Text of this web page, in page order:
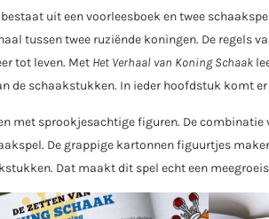
bestaat uit een voorleesboek en twee
tussen twee ruziënde koningen. De regels
tot leven. Met Het Verhaal van Koning Schaak
de schaakstukken. In ieder hoofdstuk komt
met sprookjesachtige figuren. De
De grappige kartonnen figuurtjes
Dat maakt dit spel echt een